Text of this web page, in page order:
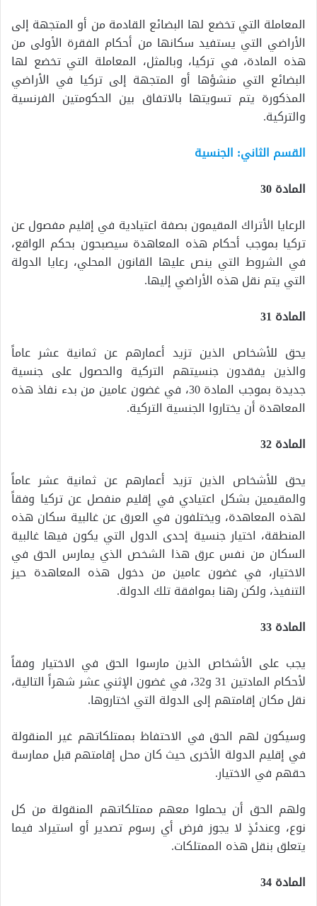
المعاملة التي تخضع لها البضائع القادمة من أو المتجهة إلى
الأراضي التي يستفيد سكانها من أحكام الفقرة الأولى من
هذه المادة، في تركيا، وبالمثل، المعاملة التي تخضع لها
البضائع التي منشؤها أو المتجهة إلى تركيا في الأراضي
المذكورة يتم تسويتها بالاتفاق بين الحكومتين الفرنسية
والتركية.
القسم الثاني: الجنسية
المادة 30
الرعايا الأتراك المقيمون بصفة اعتيادية في إقليم مفصول عن
تركيا بموجب أحكام هذه المعاهدة سيصبحون بحكم الواقع،
في الشروط التي ينص عليها القانون المحلي، رعايا الدولة
التي يتم نقل هذه الأراضي إليها.
المادة 31
يحق للأشخاص الذين تزيد أعمارهم عن ثمانية عشر عاماً
والذين يفقدون جنسيتهم التركية والحصول على جنسية
جديدة بموجب المادة 30، في غضون عامين من بدء نفاذ هذه
المعاهدة أن يختاروا الجنسية التركية.
المادة 32
يحق للأشخاص الذين تزيد أعمارهم عن ثمانية عشر عاماً
والمقيمين بشكل اعتيادي في إقليم منفصل عن تركيا وفقاً
لهذه المعاهدة، ويختلفون في العرق عن غالبية سكان هذه
المنطقة، اختيار جنسية إحدى الدول التي يكون فيها غالبية
السكان من نفس عرق هذا الشخص الذي يمارس الحق في
الاختيار، في غضون عامين من دخول هذه المعاهدة حيز
التنفيذ، ولكن رهنا بموافقة تلك الدولة.
المادة 33
يجب على الأشخاص الذين مارسوا الحق في الاختيار وفقاً
لأحكام المادتين 31 و32، في غضون الإثني عشر شهراً التالية،
نقل مكان إقامتهم إلى الدولة التي اختاروها.
وسيكون لهم الحق في الاحتفاظ بممتلكاتهم غير المنقولة
في إقليم الدولة الأخرى حيث كان محل إقامتهم قبل ممارسة
حقهم في الاختيار.
ولهم الحق أن يحملوا معهم ممتلكاتهم المنقولة من كل
نوع، وعندئذٍ لا يجوز فرض أي رسوم تصدير أو استيراد فيما
يتعلق بنقل هذه الممتلكات.
المادة 34